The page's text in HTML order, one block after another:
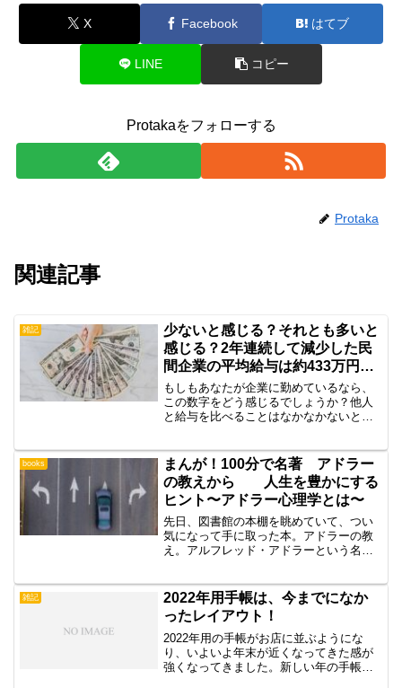
X Facebook はてブ
LINE コピー
Protakaをフォローする
Protaka
関連記事
雑記
少ないと感じる？それとも多いと
感じる？2年連続して減少した民
間企業の平均給与は約433万円と
いう事実
もしもあなたが企業に勤めているなら、
この数字をどう感じるでしょうか？他人
と給与を比べることはなかなかないと思
ョッキングな事実が明らかにこの平均給
与433万円という金額...
books
まんが！100分で名著 アドラー
の教えから 人生を豊かにする
ヒント〜アドラー心理学とは〜
先日、図書館の本棚を眺めていて、つい
気になって手に取った本。アドラーの教
え。アルフレッド・アドラーという名前
己啓発コーナに平積みされていた本、
「嫌われる勇気」の著作の元...
雑記
2022年用手帳は、今までになか
ったレイアウト！
2022年用の手帳がお店に並ぶようにな
り、いよいよ年末が近くなってきた感が
強くなってきました。新しい年の手帳を